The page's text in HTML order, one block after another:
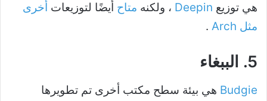
هي توزيع Deepin ، ولكنه متاح أيضًا لتوزيعات أخرى
مثل Arch
.
5. الببغاء
Budgie هي بيئة سطح مكتب أخرى تم تطويرها